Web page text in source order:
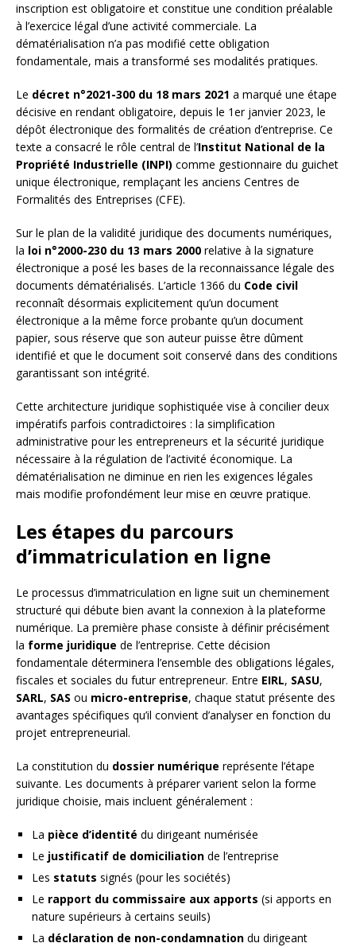
inscription est obligatoire et constitue une condition préalable
à l’exercice légal d’une activité commerciale. La
dématérialisation n’a pas modifié cette obligation
fondamentale, mais a transformé ses modalités pratiques.
Le décret n°2021-300 du 18 mars 2021 a marqué une étape
décisive en rendant obligatoire, depuis le 1er janvier 2023, le
dépôt électronique des formalités de création d’entreprise. Ce
texte a consacré le rôle central de l’Institut National de la
Propriété Industrielle (INPI) comme gestionnaire du guichet
unique électronique, remplaçant les anciens Centres de
Formalités des Entreprises (CFE).
Sur le plan de la validité juridique des documents numériques,
la loi n°2000-230 du 13 mars 2000 relative à la signature
électronique a posé les bases de la reconnaissance légale des
documents dématérialisés. L’article 1366 du Code civil
reconnaît désormais explicitement qu’un document
électronique a la même force probante qu’un document
papier, sous réserve que son auteur puisse être dûment
identifié et que le document soit conservé dans des conditions
garantissant son intégrité.
Cette architecture juridique sophistiquée vise à concilier deux
impératifs parfois contradictoires : la simplification
administrative pour les entrepreneurs et la sécurité juridique
nécessaire à la régulation de l’activité économique. La
dématérialisation ne diminue en rien les exigences légales
mais modifie profondément leur mise en œuvre pratique.
Les étapes du parcours
d’immatriculation en ligne
Le processus d’immatriculation en ligne suit un cheminement
structuré qui débute bien avant la connexion à la plateforme
numérique. La première phase consiste à définir précisément
la forme juridique de l’entreprise. Cette décision
fondamentale déterminera l’ensemble des obligations légales,
fiscales et sociales du futur entrepreneur. Entre EIRL, SASU,
SARL, SAS ou micro-entreprise, chaque statut présente des
avantages spécifiques qu’il convient d’analyser en fonction du
projet entrepreneurial.
La constitution du dossier numérique représente l’étape
suivante. Les documents à préparer varient selon la forme
juridique choisie, mais incluent généralement :
La pièce d’identité du dirigeant numérisée
Le justificatif de domiciliation de l’entreprise
Les statuts signés (pour les sociétés)
Le rapport du commissaire aux apports (si apports en
nature supérieurs à certains seuils)
La déclaration de non-condamnation du dirigeant